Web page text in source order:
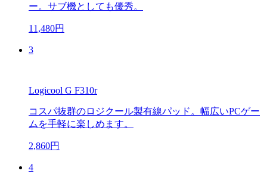
ー。サブ機としても優秀。
11,480円
3
Logicool G F310r
コスパ抜群のロジクール製有線パッド。幅広いPCゲー
ムを手軽に楽しめます。
2,860円
4